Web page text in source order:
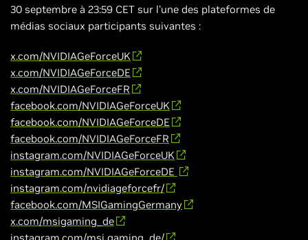
30 septembre à 23:59 CET sur l'une des plateformes de
médias sociaux participants suivantes :
x.com/NVIDIAGeForceUK
x.com/NVIDIAGeForceDE
x.com/NVIDIAGeForceFR
facebook.com/NVIDIAGeForceUK
facebook.com/NVIDIAGeForceDE
facebook.com/NVIDIAGeForceFR
instagram.com/NVIDIAGeForceUK
instagram.com/NVIDIAGeForceDE
instagram.com/nvidiageforcefr/
facebook.com/MSIGamingGermany
x.com/msigaming_de